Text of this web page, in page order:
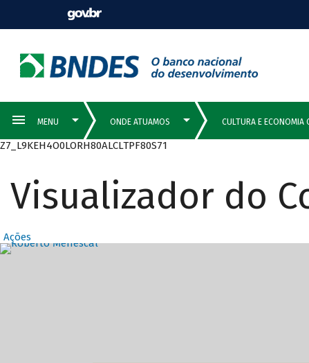
Z7_L9KEH4O0LORH80ALCLTPF80S71
Visualizador do
Ações
Destaques